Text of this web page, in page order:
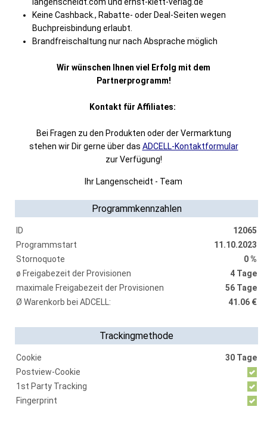
Keine Cashback., Rabatte- oder Deal-Seiten wegen
Buchpreisbindung erlaubt.
Brandfreischaltung nur nach Absprache möglich
Wir wünschen Ihnen viel Erfolg mit dem
Partnerprogramm!
Kontakt für Affiliates:
Bei Fragen zu den Produkten oder der Vermarktung
stehen wir Dir gerne über das ADCELL-Kontaktformular
zur Verfügung!
Ihr Langenscheidt - Team
Programmkennzahlen
ID
12065
Programmstart
11.10.2023
Stornoquote
0 %
ø Freigabezeit der Provisionen
4 Tage
maximale Freigabezeit der Provisionen
56 Tage
Ø Warenkorb bei ADCELL:
41.06 €
Trackingmethode
Cookie
30 Tage
Postview-Cookie
1st Party Tracking
Fingerprint